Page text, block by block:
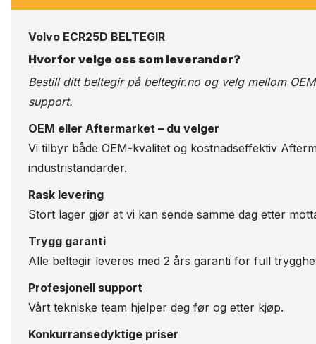
Volvo ECR25D BELTEGIR
Hvorfor velge oss som leverandør?
Bestill ditt beltegir på beltegir.no og velg mellom
support.
OEM eller Aftermarket – du velger
Vi tilbyr både OEM-kvalitet og kostnadseffektiv
industristandarder.
Rask levering
Stort lager gjør at vi kan sende samme dag etter
Trygg garanti
Alle beltegir leveres med 2 års garanti for full
Profesjonell support
Vårt tekniske team hjelper deg før og etter kjøp.
Konkurransedyktige priser